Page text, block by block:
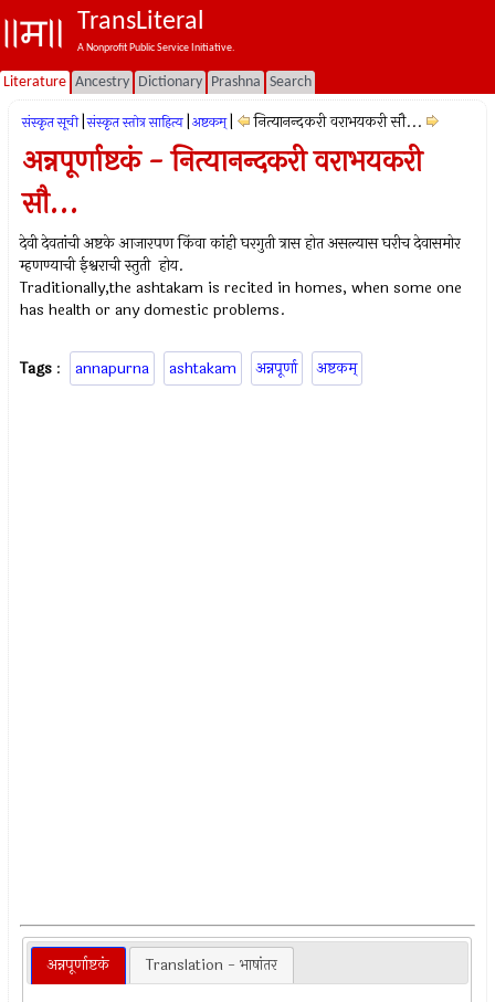
TransLiteral
A Nonprofit Public Service Initiative.
Literature Ancestry Dictionary Prashna Search
संस्कृत सूची संस्कृत स्तोत्र साहित्य अष्टकम्‌ नित्यानन्दकरी वराभयकरी सौ...
अन्नपूर्णाष्टकं - नित्यानन्दकरी वराभयकरी
सौ...
देवी देवतांची अष्टके आजारपण किंवा कांही घरगुती त्रास होत असल्यास घरीच देवासमोर
म्हणण्याची ईश्वराची स्तुती होय.
Traditionally,the ashtakam is recited in homes, when some one
has health or any domestic problems.
Tags : annapurna ashtakam अन्नपूर्णा अष्टकम्‌
अन्नपूर्णाष्टकं Translation - भाषांतर